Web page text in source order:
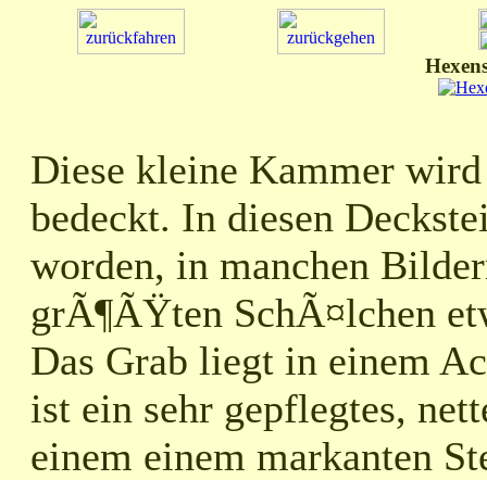
Diese kleine Kammer
bedeckt. In diesen
worden, in manchen
grÃ¶ÃŸten SchÃ¤lchen
Das Grab liegt in einem
ist ein sehr gepflegtes,
einem einem markanten